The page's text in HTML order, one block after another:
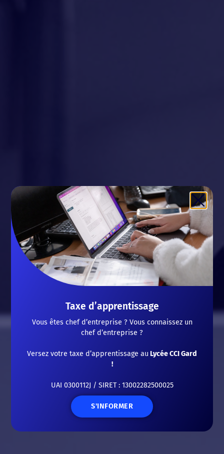
Taxe d’apprentissage
Vous êtes chef d’entreprise ? Vous connaissez un
chef d’entreprise ?
Versez votre taxe d’apprentissage au Lycée CCI Gard
!
UAI 0300112J / SIRET : 13002282500025
S'INFORMER